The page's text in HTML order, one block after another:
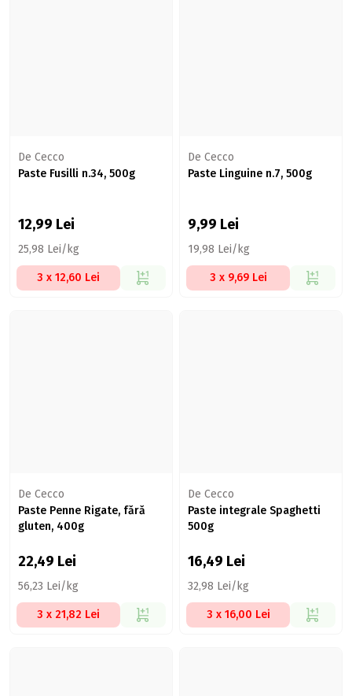
De Cecco
Paste Fusilli n.34, 500g
12,99 Lei
25,98 Lei/kg
3 x 12,60 Lei
De Cecco
Paste Linguine n.7, 500g
9,99 Lei
19,98 Lei/kg
3 x 9,69 Lei
De Cecco
Paste Penne Rigate, fără
gluten, 400g
22,49 Lei
56,23 Lei/kg
3 x 21,82 Lei
De Cecco
Paste integrale Spaghetti
500g
16,49 Lei
32,98 Lei/kg
3 x 16,00 Lei